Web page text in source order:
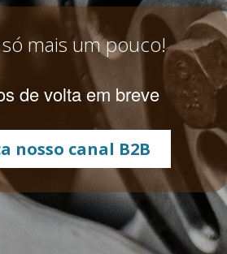
mais um pouco!
de volta em breve
nosso canal B2B